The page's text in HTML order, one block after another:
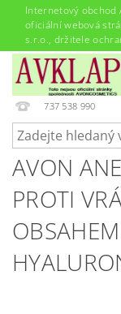
Internetový obchod
oficiální webová
s.r.o., držitele
737 538 990
AVON
PROTI